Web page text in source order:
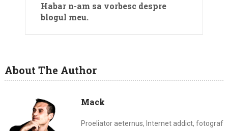
Habar n-am sa vorbesc despre
blogul meu.
About The Author
Mack
Proeliator aeternus, Internet addict, fotograf